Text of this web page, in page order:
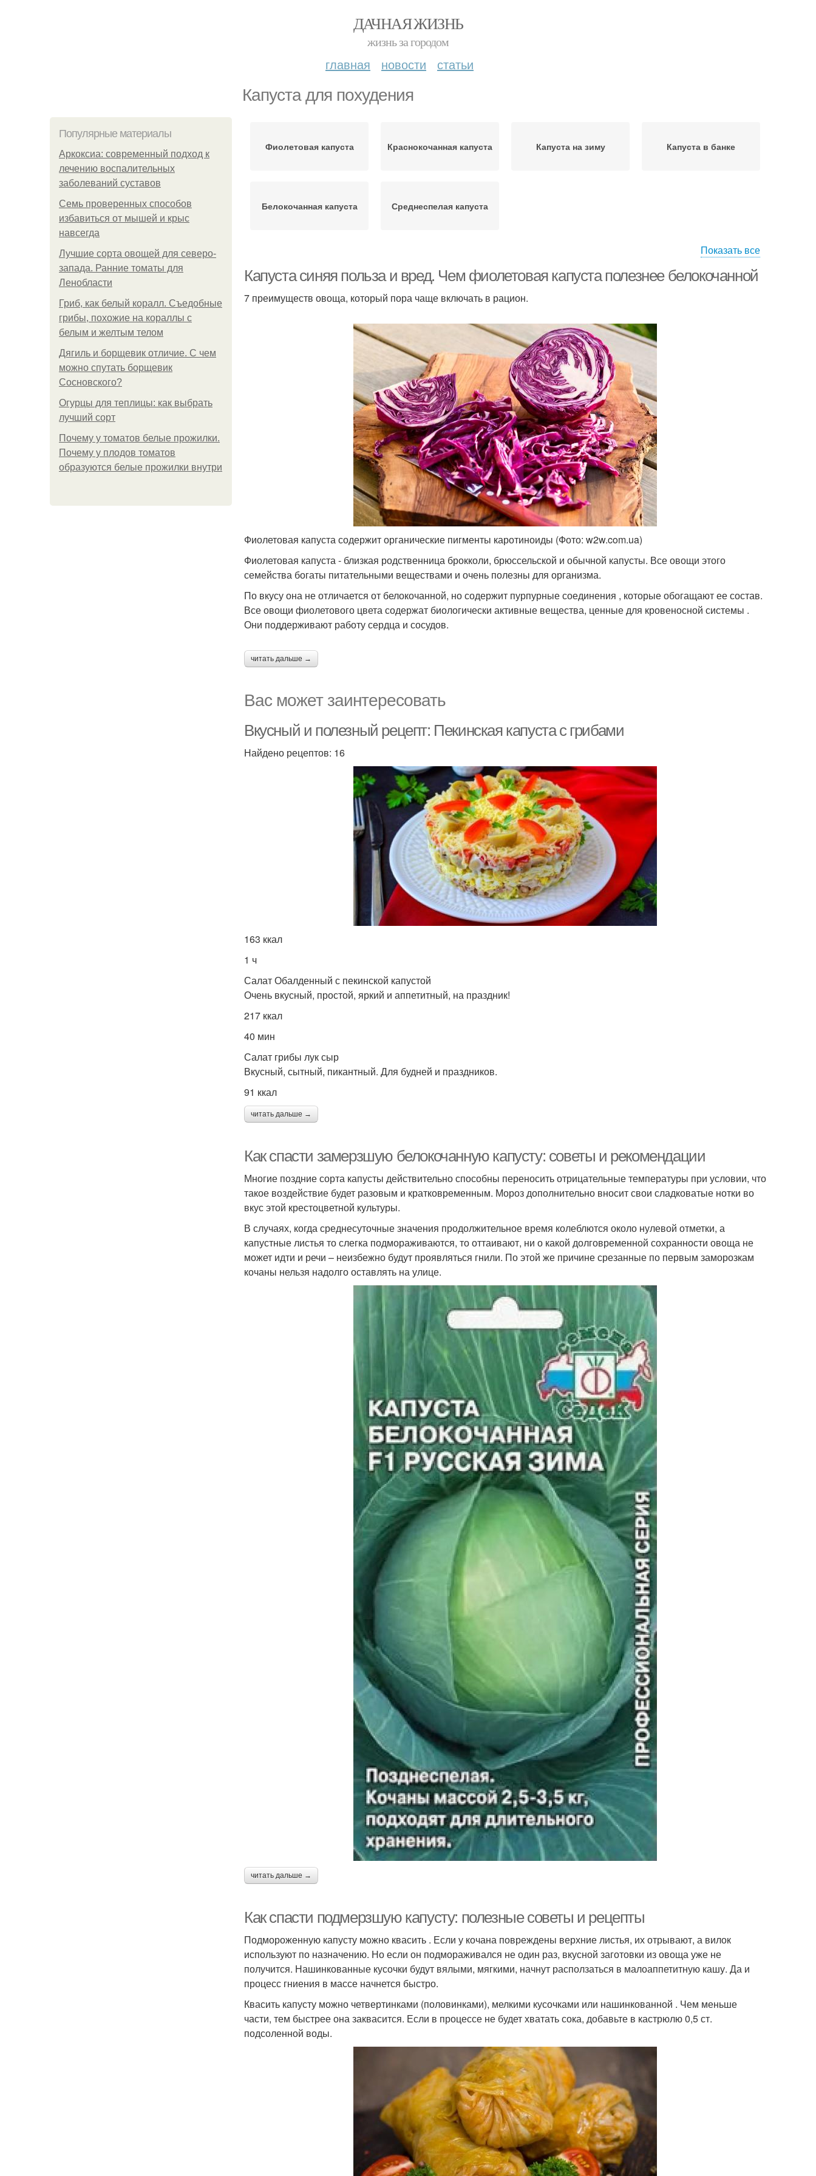
ДАЧНАЯ ЖИЗНЬ
жизнь за городом
главная новости статьи
Капуста для похудения
Популярные материалы
Аркоксиа: современный подход к
лечению воспалительных
заболеваний суставов
Семь проверенных способов
избавиться от мышей и крыс
навсегда
Лучшие сорта овощей для северо-
запада. Ранние томаты для
Ленобласти
Гриб, как белый коралл. Съедобные
грибы, похожие на кораллы с
белым и желтым телом
Дягиль и борщевик отличие. С чем
можно спутать борщевик
Сосновского?
Огурцы для теплицы: как выбрать
лучший сорт
Почему у томатов белые прожилки.
Почему у плодов томатов
образуются белые прожилки внутри
Фиолетовая капуста Краснокочанная капуста Капуста на зиму Капуста в банке
Белокочанная капуста Среднеспелая капуста
Показать все
Капуста синяя польза и вред. Чем фиолетовая капуста полезнее белокочанной
7 преимуществ овоща, который пора чаще включать в рацион.
Фиолетовая капуста содержит органические пигменты каротиноиды (Фото: w2w.com.ua)
Фиолетовая капуста - близкая родственница брокколи, брюссельской и обычной капусты. Все овощи этого
семейства богаты питательными веществами и очень полезны для организма.
По вкусу она не отличается от белокочанной, но содержит пурпурные соединения , которые обогащают ее состав.
Все овощи фиолетового цвета содержат биологически активные вещества, ценные для кровеносной системы .
Они поддерживают работу сердца и сосудов.
читать дальше →
Вас может заинтересовать
Вкусный и полезный рецепт: Пекинская капуста с грибами
Найдено рецептов: 16
163 ккал
1 ч
Салат Обалденный с пекинской капустой
Очень вкусный, простой, яркий и аппетитный, на праздник!
217 ккал
40 мин
Салат грибы лук сыр
Вкусный, сытный, пикантный. Для будней и праздников.
91 ккал
читать дальше →
Как спасти замерзшую белокочанную капусту: советы и рекомендации
Многие поздние сорта капусты действительно способны переносить отрицательные температуры при условии, что
такое воздействие будет разовым и кратковременным. Мороз дополнительно вносит свои сладковатые нотки во
вкус этой крестоцветной культуры.
В случаях, когда среднесуточные значения продолжительное время колеблются около нулевой отметки, а
капустные листья то слегка подмораживаются, то оттаивают, ни о какой долговременной сохранности овоща не
может идти и речи – неизбежно будут проявляться гнили. По этой же причине срезанные по первым заморозкам
кочаны нельзя надолго оставлять на улице.
читать дальше →
Как спасти подмерзшую капусту: полезные советы и рецепты
Подмороженную капусту можно квасить . Если у кочана повреждены верхние листья, их отрывают, а вилок
используют по назначению. Но если он подмораживался не один раз, вкусной заготовки из овоща уже не
получится. Нашинкованные кусочки будут вялыми, мягкими, начнут расползаться в малоаппетитную кашу. Да и
процесс гниения в массе начнется быстро.
Квасить капусту можно четвертинками (половинками), мелкими кусочками или нашинкованной . Чем меньше
части, тем быстрее она заквасится. Если в процессе не будет хватать сока, добавьте в кастрюлю 0,5 ст.
подсоленной воды.